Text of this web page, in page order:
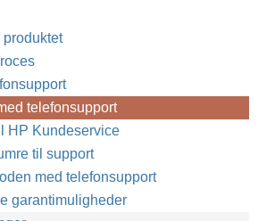
produktet
telefonsupport
HP Kundeservice
til support
med telefonsupport
garantimuligheder